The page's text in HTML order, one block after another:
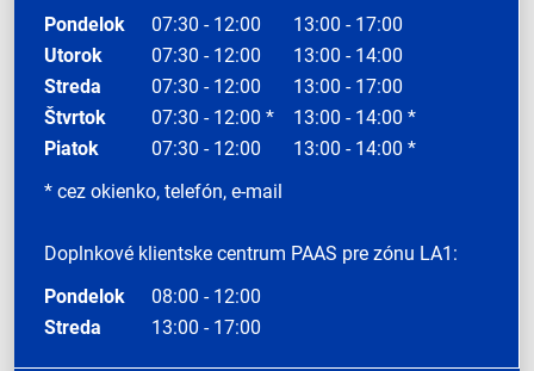
Pondelok
07:30 - 12:00
13:00 - 17:00
Utorok
07:30 - 12:00
13:00 - 14:00
Streda
07:30 - 12:00
13:00 - 17:00
Štvrtok
07:30 - 12:00 *
13:00 - 14:00 *
Piatok
07:30 - 12:00
13:00 - 14:00 *
* cez okienko, telefón, e-mail
Doplnkové klientske centrum PAAS pre zónu LA1:
Pondelok
08:00 - 12:00
Streda
13:00 - 17:00